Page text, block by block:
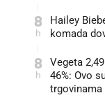
8
h
Hailey
komada
8
h
Vegeta
46%: Ovo
trgovinama